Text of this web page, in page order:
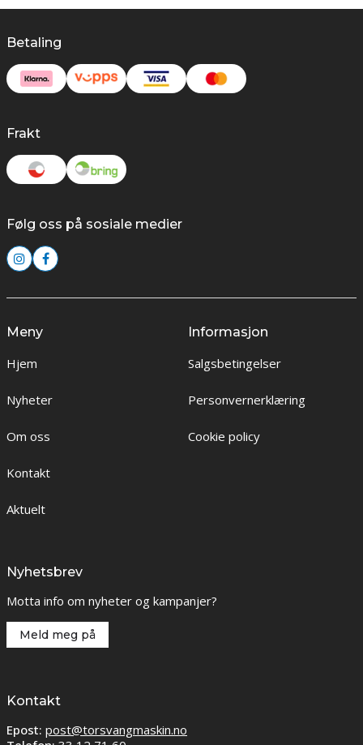
Betaling
Frakt
Følg oss på sosiale medier
Meny
Hjem
Nyheter
Om oss
Kontakt
Aktuelt
Informasjon
Salgsbetingelser
Personvernerklæring
Cookie policy
Nyhetsbrev
Motta info om nyheter og kampanjer?
Meld meg på
Kontakt
Epost: post@torsvangmaskin.no